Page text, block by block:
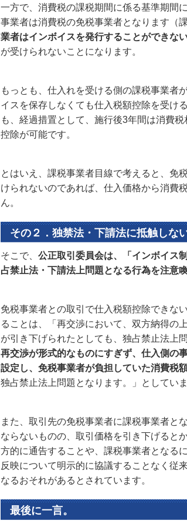
一方で、消費税の課税期間に係る基準期間
事業者は消費税の免税事業者となります（
業者はインボイスを発行することができな
が受けられないことになります。
もっとも、仕入れを受ける側の課税事業者
イスを保存しなくても仕入税額控除を受け
も、経過措置として、施行後3年間は消費
控除が可能です。
とはいえ、課税事業者目線で考えると、免
けられないのであれば、仕入価格から消費
ん。
その２．独禁法・下請法に抵触しな
そこで、 公正取引委員会は、「インボイス
占禁止法・下請法上問題となる行為を注意
免税事業者との取引で仕入税額控除できな
ることは、「再交渉において、双方納得の
が引き下げられたとしても、独占禁止法上
再交渉が形式的なものにすぎず、仕入側の
設定し、免税事業者が負担していた消費税
独占禁止法上問題となります。」としていま
また、取引先の免税事業者に課税事業者と
ならないものの、取引価格を引き下げると
方的に通告することや、課税事業者となる
反映について明示的に協議することなく従
なるおそれがあるとされています。
最後に一言。